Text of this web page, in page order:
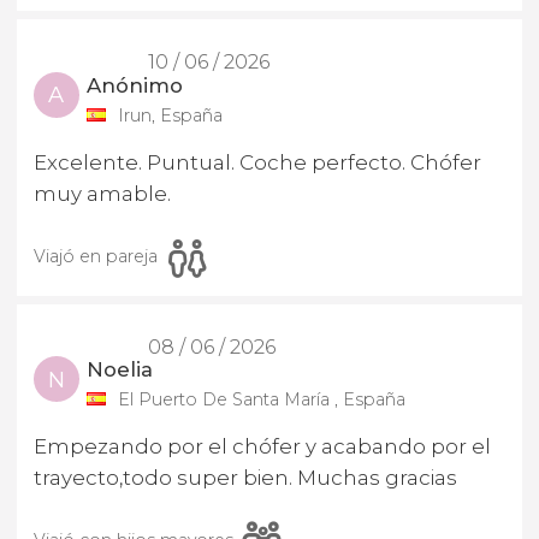
10 / 06 / 2026
A Anónimo
Irun, España
Excelente. Puntual. Coche perfecto. Chófer
muy amable.
Viajó en pareja
08 / 06 / 2026
N Noelia
El Puerto De Santa María , España
Empezando por el chófer y acabando por el
trayecto,todo super bien. Muchas gracias